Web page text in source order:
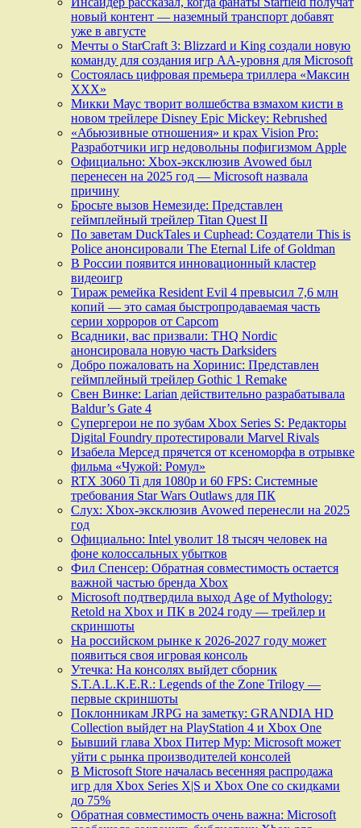
новый контент — наземный транспорт добавят
уже в августе
Мечты о StarCraft 3: Blizzard и King создали новую
команду для создания игр АА-уровня для Microsoft
Состоялась цифровая премьера триллера «Максин
ХХХ»
Микки Маус творит волшебства взмахом кисти в
новом трейлере Disney Epic Mickey: Rebrushed
«Абьюзивные отношения» и крах Vision Pro:
Разработчики игр недовольны пофигизмом Apple
Официально: Xbox-эксклюзив Avowed был
перенесен на 2025 год — Microsoft назвала
причину
Бросьте вызов Немезиде: Представлен
геймплейный трейлер Titan Quest II
По заветам DuckTales и Cuphead: Создатели This is
Police анонсировали The Eternal Life of Goldman
В России появится инновационный кластер
видеоигр
Тираж ремейка Resident Evil 4 превысил 7,6 млн
копий — это самая быстропродаваемая часть
серии хорроров от Capcom
Всадники, вас призвали: THQ Nordic
анонсировала новую часть Darksiders
Добро пожаловать на Хоринис: Представлен
геймплейный трейлер Gothic 1 Remake
Свен Винке: Larian действительно разрабатывала
Baldur’s Gate 4
Супергерои не по зубам Xbox Series S: Редакторы
Digital Foundry протестировали Marvel Rivals
Изабела Мерсед прячется от ксеноморфа в отрывке
фильма «Чужой: Ромул»
RTX 3060 Ti для 1080p и 60 FPS: Системные
требования Star Wars Outlaws для ПК
Слух: Xbox-эксклюзив Avowed перенесли на 2025
год
Официально: Intel уволит 18 тысяч человек на
фоне колоссальных убытков
Фил Спенсер: Обратная совместимость остается
важной частью бренда Xbox
Microsoft подтвердила выход Age of Mythology:
Retold на Xbox и ПК в 2024 году — трейлер и
скриншоты
На российском рынке к 2026-2027 году может
появиться своя игровая консоль
Утечка: На консолях выйдет сборник
S.T.A.L.K.E.R.: Legends of the Zone Trilogy —
первые скриншоты
Поклонникам JRPG на заметку: GRANDIA HD
Collection выйдет на PlayStation 4 и Xbox One
Бывший глава Xbox Питер Мур: Microsoft может
уйти с рынка производителей консолей
В Microsoft Store началась весенняя распродажа
игр для Xbox Series X|S и Xbox One со скидками
до 75%
Обратная совместимость очень важна: Microsoft